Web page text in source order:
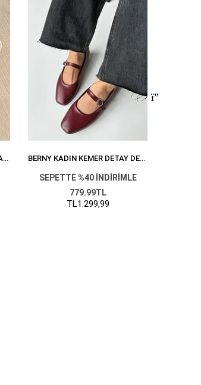
BERNY KADIN KEMER DETAY KADIFE BABET VIZON BERNY KADIN KEMER DETAY DERI BABET BORDO
SEPETTE %40 İNDİRİMLE
779.99TL
TL1.299,99